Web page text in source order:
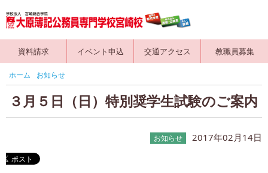
資料請求 イベント申込 交通アクセス 教職員募集
ホーム お知らせ
３月５日（日）特別奨学生試験のご案内
お知らせ 2017年02月14日